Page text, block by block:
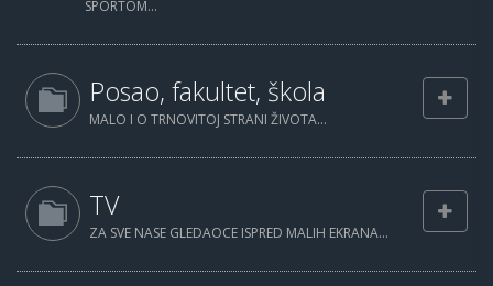
SPORTOM...
Posao, fakultet, škola
MALO I O TRNOVITOJ STRANI ŽIVOTA...
TV
ZA SVE NASE GLEDAOCE ISPRED MALIH EKRANA...